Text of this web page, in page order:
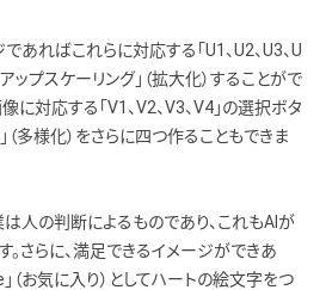
あればこれらに対応する「U1、U2、U3、U
ップスケーリング」（拡大化）することがで
に対応する「V1、V2、V3、V4」の選択ボタ
（多様化）をさらに四つ作ることもできま
人の判断によるものであり、これもAIが
。さらに、満足できるイメージができあ
（お気に入り）としてハートの絵文字をつ